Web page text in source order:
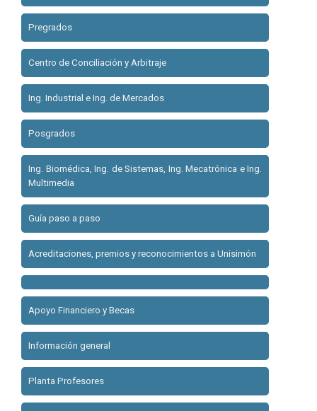
Pregrados
Centro de Conciliación y Arbitraje
Ing. Industrial e Ing. de Mercados
Posgrados
Ing. Biomédica, Ing. de Sistemas, Ing. Mecatrónica e Ing.
Multimedia
Guía paso a paso
Acreditaciones, premios y reconocimientos a Unisimón
Apoyo Financiero y Becas
Información general
Planta Profesores